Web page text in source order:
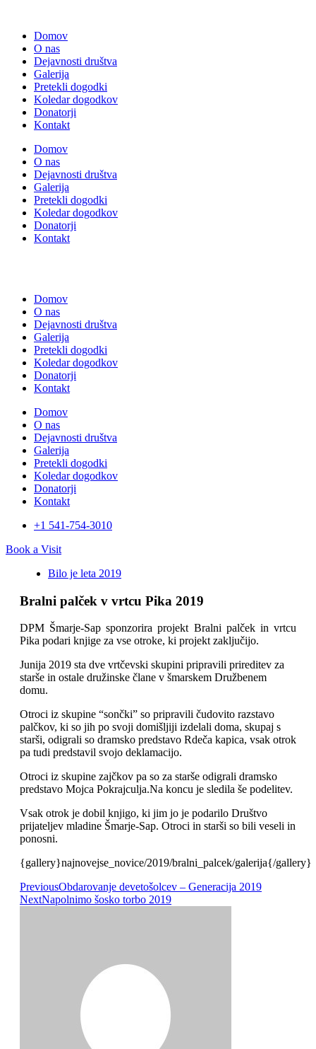
Domov
O nas
Dejavnosti društva
Galerija
Pretekli dogodki
Koledar dogodkov
Donatorji
Kontakt
Domov
O nas
Dejavnosti društva
Galerija
Pretekli dogodki
Koledar dogodkov
Donatorji
Kontakt
Domov
O nas
Dejavnosti društva
Galerija
Pretekli dogodki
Koledar dogodkov
Donatorji
Kontakt
Domov
O nas
Dejavnosti društva
Galerija
Pretekli dogodki
Koledar dogodkov
Donatorji
Kontakt
+1 541-754-3010​
Book a Visit
Bilo je leta 2019
Bralni palček v vrtcu Pika 2019
DPM Šmarje-Sap sponzorira projekt Bralni palček in vrtcu
Pika podari knjige za vse otroke, ki projekt zaključijo.
Junija 2019 sta dve vrtčevski skupini pripravili prireditev za
starše in ostale družinske člane v šmarskem Družbenem
domu.
Otroci iz skupine “sončki” so pripravili čudovito razstavo
palčkov, ki so jih po svoji domišljiji izdelali doma, skupaj s
starši, odigrali so dramsko predstavo Rdeča kapica, vsak otrok
pa tudi predstavil svojo deklamacijo.
Otroci iz skupine zajčkov pa so za starše odigrali dramsko
predstavo Mojca Pokrajculja.Na koncu je sledila še podelitev.
Vsak otrok je dobil knjigo, ki jim jo je podarilo Društvo
prijateljev mladine Šmarje-Sap. Otroci in starši so bili veseli in
ponosni.
{gallery}najnovejse_novice/2019/bralni_palcek/galerija{/gallery}
PreviousObdarovanje devetošolcev – Generacija 2019
NextNapolnimo šosko torbo 2019